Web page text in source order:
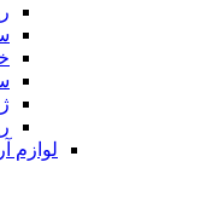
لوازم